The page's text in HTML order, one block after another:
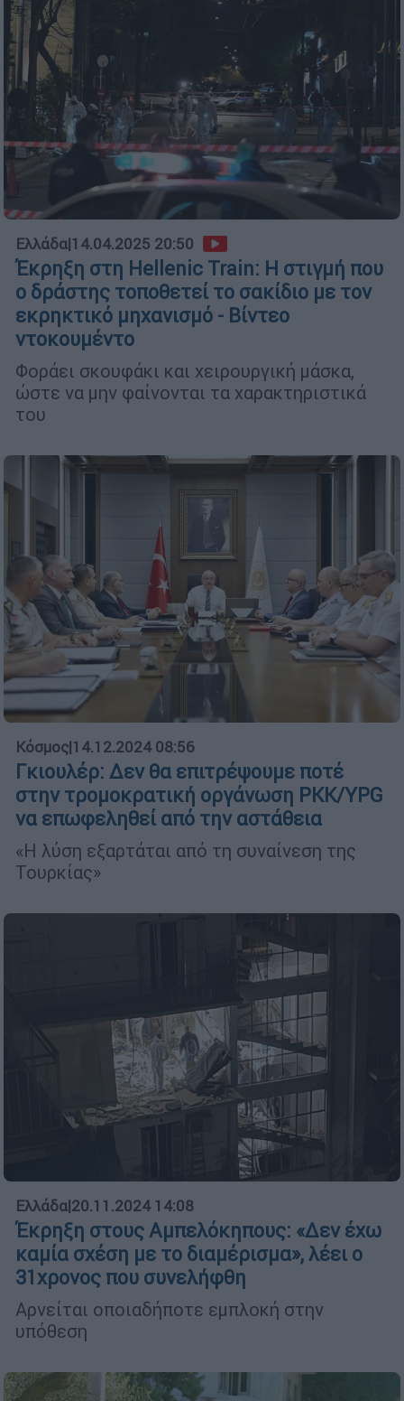
Ελλάδα|14.04.2025 20:50
Έκρηξη στη Hellenic Train: Η στιγμή που
ο δράστης τοποθετεί το σακίδιο με τον
εκρηκτικό μηχανισμό - Βίντεο
ντοκουμέντο
Φοράει σκουφάκι και χειρουργική μάσκα,
ώστε να μην φαίνονται τα χαρακτηριστικά
του
Κόσμος|14.12.2024 08:56
Γκιουλέρ: Δεν θα επιτρέψουμε ποτέ
στην τρομοκρατική οργάνωση PKK/YPG
να επωφεληθεί από την αστάθεια
«Η λύση εξαρτάται από τη συναίνεση της
Τουρκίας»
Ελλάδα|20.11.2024 14:08
Έκρηξη στους Αμπελόκηπους: «Δεν έχω
καμία σχέση με το διαμέρισμα», λέει ο
31χρονος που συνελήφθη
Αρνείται οποιαδήποτε εμπλοκή στην
υπόθεση